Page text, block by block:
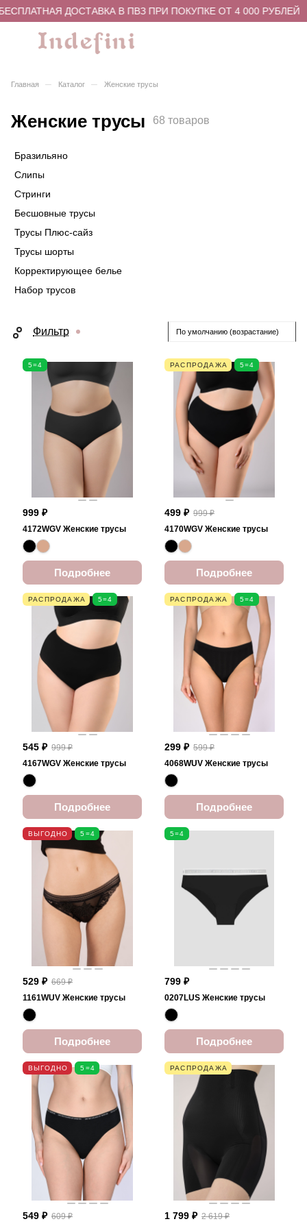
ДОСТАВКА В ПВЗ ПРИ ПОКУПКЕ ОТ 4 000 РУБЛЕЙ
Главная – Каталог – Женские трусы
Женские трусы 68 товаров
Бразильяно
Слипы
Стринги
Бесшовные трусы
Трусы Плюс-сайз
Трусы шорты
Корректирующее белье
Набор трусов
Фильтр По умолчанию (возрастание)
5=4
999 ₽
4172WGV Женские трусы
Подробнее
РАСПРОДАЖА 5=4
499 ₽ 999 ₽
4170WGV Женские трусы
Подробнее
РАСПРОДАЖА 5=4
545 ₽ 999 ₽
4167WGV Женские трусы
Подробнее
РАСПРОДАЖА 5=4
299 ₽ 599 ₽
4068WUV Женские трусы
Подробнее
ВЫГОДНО 5=4
529 ₽ 669 ₽
1161WUV Женские трусы
Подробнее
5=4
799 ₽
0207LUS Женские трусы
Подробнее
ВЫГОДНО 5=4
549 ₽ 609 ₽
РАСПРОДАЖА
1 799 ₽ 2 619 ₽